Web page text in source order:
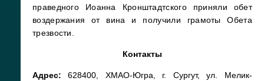
праведного Иоанна Кронштадтского приняли обет
воздержания от вина и получили грамоты Обета
трезвости.
Контакты
Адрес: 628400, ХМАО-Югра, г. Сургут, ул. Мелик-